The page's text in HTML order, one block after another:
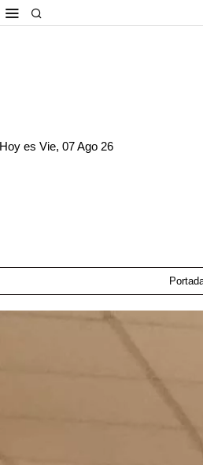
Hoy esVie, 07 Ago 26